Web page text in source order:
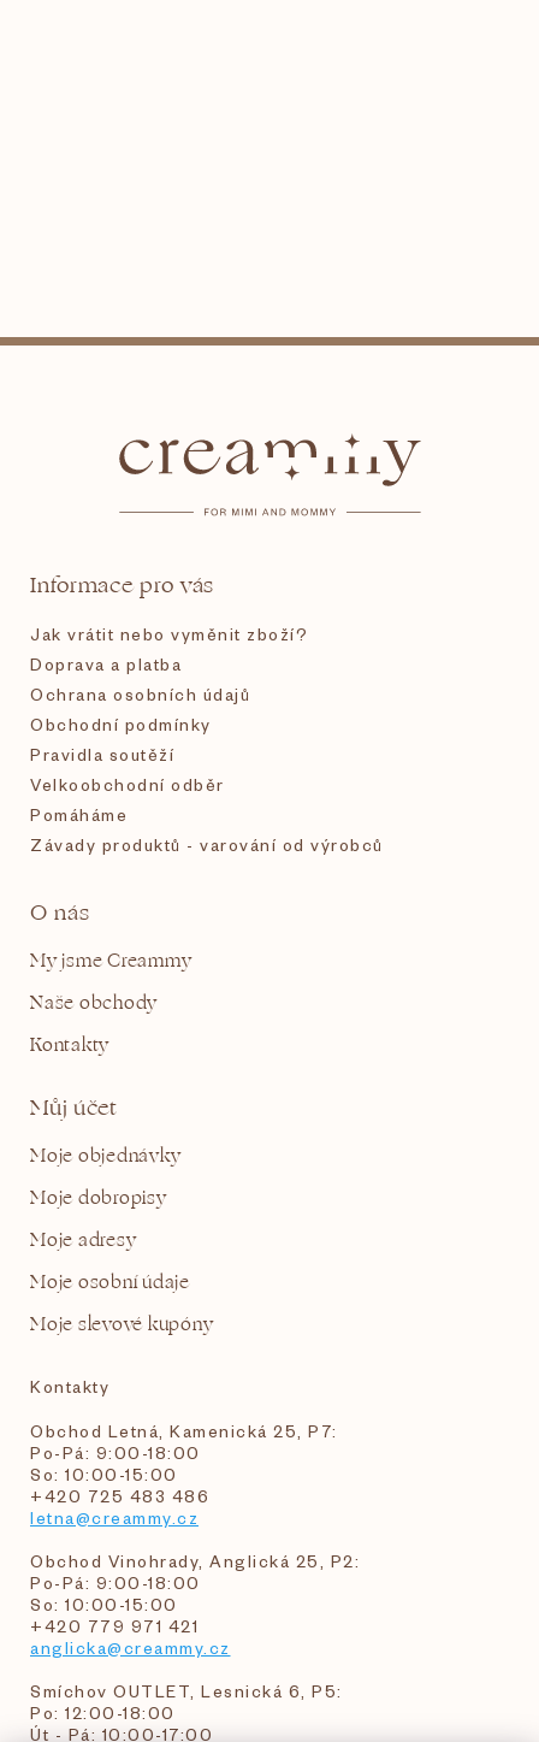
Informace pro vás
Jak vrátit nebo vyměnit zboží?
Doprava a platba
Ochrana osobních údajů
Obchodní podmínky
Pravidla soutěží
Velkoobchodní odběr
Pomáháme
Závady produktů - varování od výrobců
O nás
My jsme Creammy
Naše obchody
Kontakty
Můj účet
Moje objednávky
Moje dobropisy
Moje adresy
Moje osobní údaje
Moje slevové kupóny
Kontakty
Obchod Letná, Kamenická 25, P7:
Po-Pá: 9:00-18:00
So: 10:00-15:00
+420 725 483 486
letna@creammy.cz
Obchod Vinohrady, Anglická 25, P2:
Po-Pá: 9:00-18:00
So: 10:00-15:00
+420 779 971 421
anglicka@creammy.cz
Smíchov OUTLET, Lesnická 6, P5:
Po: 12:00-18:00
Út - Pá: 10:00-17:00